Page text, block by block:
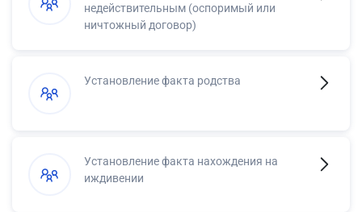
недействительным (оспоримый или
ничтожный договор)
Установление факта родства
Установление факта нахождения на
иждивении